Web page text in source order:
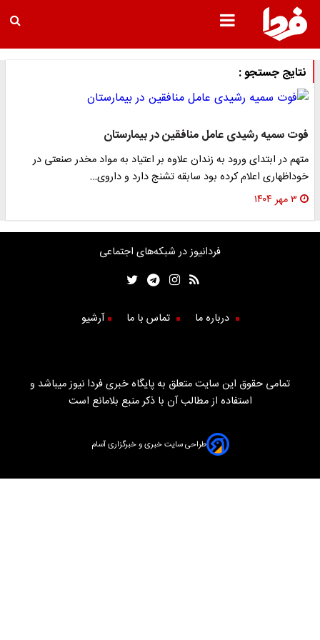
نتایج جستجو :
فوت سمیه رشیدی عامل منافقین در بیمارستان
متهم در ابتدای ورود به زندان علاوه بر اعتیاد به مواد مخدر صنعتی در
خوداظهاری اعلام کرده بود سابقه تشنج دارد و داروی…
۳ مهر ۱۴۰۴
فردانیوز در شبکه‌های اجتماعی
درباره ما تماس با ما آرشیو
تمامی حقوق این سایت متعلق به پایگاه خبری فردا نیوز میباشد و
استفاده از مطالب آن با ذکر منبع بلامانع است
طراحی سایت خبری و خبرگزاری آسام